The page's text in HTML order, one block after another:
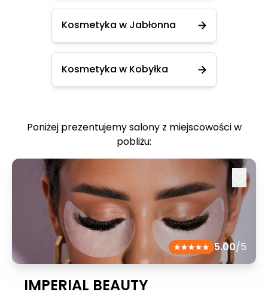
Kosmetyka w Jabłonna
Kosmetyka w Kobyłka
Poniżej prezentujemy salony z miejscowości w
pobliżu:
5.00/5
IMPERIAL BEAUTY